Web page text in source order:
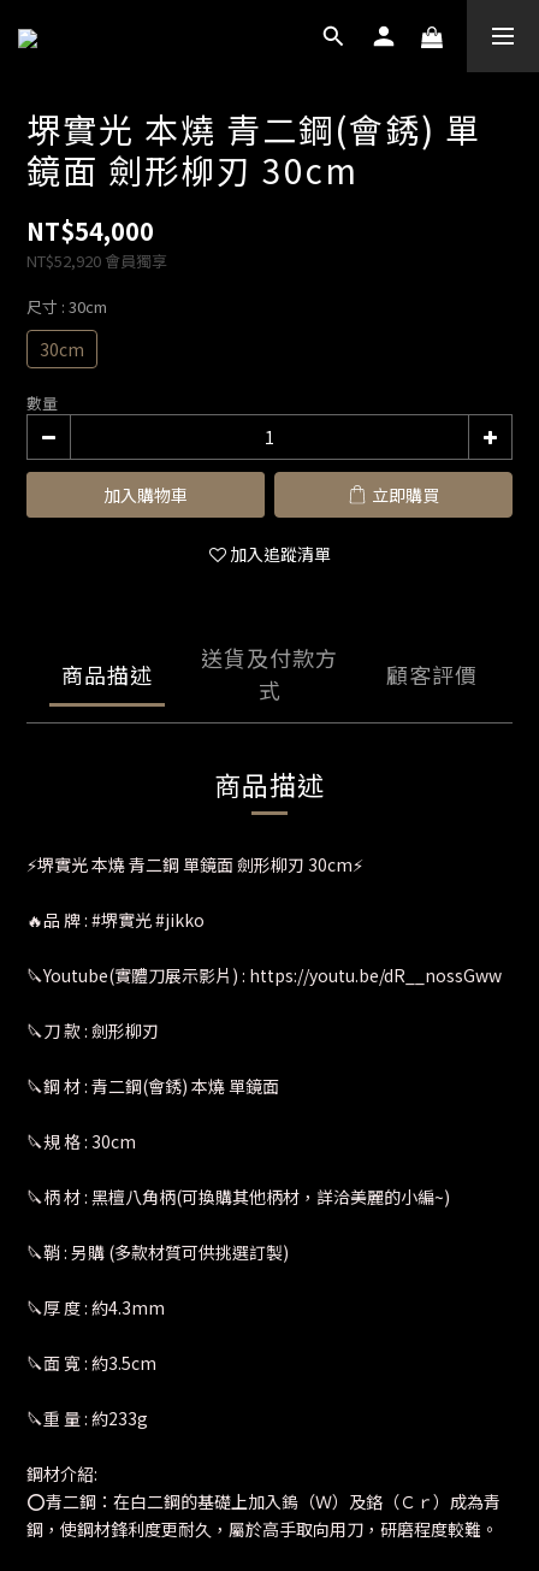
堺實光 本燒 青二鋼(會銹) 單
鏡面 劍形柳刃 30cm
NT$54,000
NT$52,920 會員獨享
尺寸 : 30cm
30cm
數量
加入購物車 立即購買
加入追蹤清單
商品描述
送貨及付款方
式
顧客評價
商品描述
⚡️堺實光 本燒 青二鋼 單鏡面 劍形柳刃 30cm⚡️
🔥品 牌 : #堺實光 #jikko
🔪Youtube(實體刀展示影片) : https://youtu.be/dR__nossGww
🔪刀 款 : 劍形柳刃
🔪鋼 材 : 青二鋼(會銹) 本燒 單鏡面
🔪規 格 : 30cm
🔪柄 材 : 黑檀八角柄(可換購其他柄材，詳洽美麗的小編~)
🔪鞘 : 另購 (多款材質可供挑選訂製)
🔪厚 度 : 約4.3mm
🔪面 寬 : 約3.5cm
🔪重 量 : 約233g
鋼材介紹:
⭕️青二鋼：在白二鋼的基礎上加入鎢（Ｗ）及鉻（Ｃｒ）成為青
鋼，使鋼材鋒利度更耐久，屬於高手取向用刀，研磨程度較難。